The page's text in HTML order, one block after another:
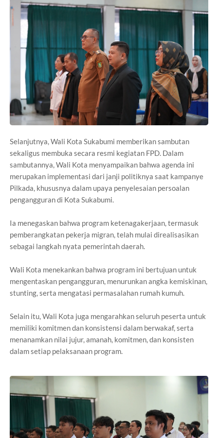
Selanjutnya, Wali Kota Sukabumi memberikan sambutan
sekaligus membuka secara resmi kegiatan FPD. Dalam
sambutannya, Wali Kota menyampaikan bahwa agenda ini
merupakan implementasi dari janji politiknya saat kampanye
Pilkada, khususnya dalam upaya penyelesaian persoalan
pengangguran di Kota Sukabumi.
Ia menegaskan bahwa program ketenagakerjaan, termasuk
pemberangkatan pekerja migran, telah mulai direalisasikan
sebagai langkah nyata pemerintah daerah.
Wali Kota menekankan bahwa program ini bertujuan untuk
mengentaskan pengangguran, menurunkan angka kemiskinan,
stunting, serta mengatasi permasalahan rumah kumuh.
Selain itu, Wali Kota juga mengarahkan seluruh peserta untuk
memiliki komitmen dan konsistensi dalam berwakaf, serta
menanamkan nilai jujur, amanah, komitmen, dan konsisten
dalam setiap pelaksanaan program.